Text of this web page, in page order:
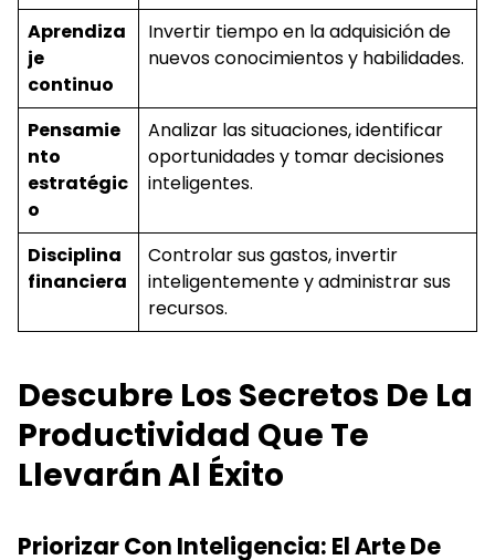
Aprendiza
je
continuo
Invertir tiempo en la adquisición de
nuevos conocimientos y habilidades.
Pensamie
nto
estratégic
o
Analizar las situaciones, identificar
oportunidades y tomar decisiones
inteligentes.
Disciplina
financiera
Controlar sus gastos, invertir
inteligentemente y administrar sus
recursos.
Descubre Los Secretos De La
Productividad Que Te
Llevarán Al Éxito
Priorizar Con Inteligencia: El Arte De